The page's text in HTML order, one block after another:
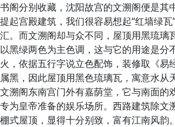
书阁分别收藏，沈阳故宫的文溯阁便是其
提起宫殿建筑，我们很容易想起“红墙绿瓦
汇。而文溯阁却与众不同，屋顶用黑琉璃
以黑绿两色为主色调，这与它的用途是分
火，依据五行字说立色配饰，装修取《易
属黑，因此屋顶用黑色琉璃瓦，寓意水从
文溯阁东南宫门外有嘉荫堂，它与南面的
专为皇帝准备的娱乐场所。西路建筑除文
棚式屋顶，显得十分别致，富有江南风韵。